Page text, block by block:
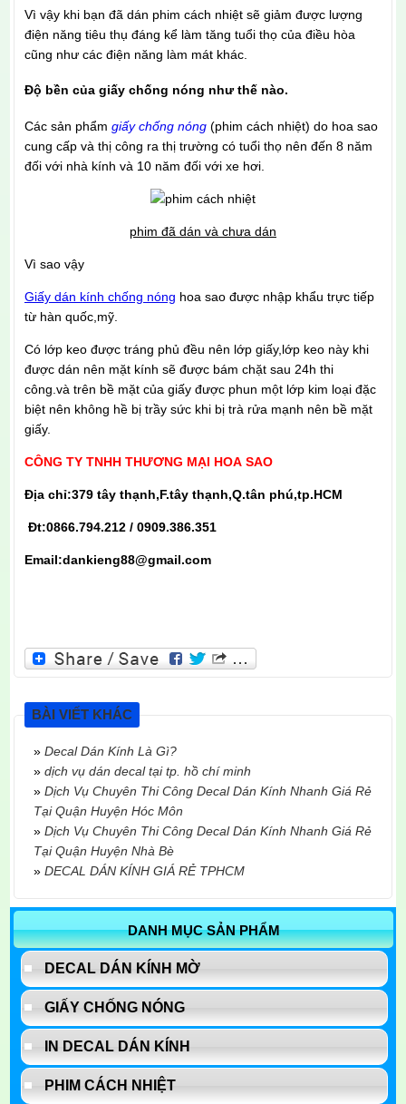
Vì vậy khi bạn đã dán phim cách nhiệt sẽ giảm được lượng
điện năng tiêu thụ đáng kể làm tăng tuổi thọ của điều hòa
cũng như các điện năng làm mát khác.
Độ bền của giấy chống nóng như thế nào.
Các sản phẩm giấy chống nóng (phim cách nhiệt) do hoa sao
cung cấp và thị công ra thị trường có tuổi thọ nên đến 8 năm
đối với nhà kính và 10 năm đối với xe hơi.
phim đã dán và chưa dán
Vì sao vậy
Giấy dán kính chống nóng hoa sao được nhập khẩu trực tiếp
từ hàn quốc,mỹ.
Có lớp keo được tráng phủ đều nên lớp giấy,lớp keo này khi
được dán nên mặt kính sẽ được bám chặt sau 24h thi
công.và trên bề mặt của giấy được phun một lớp kim loại đặc
biệt nên không hề bị trầy sức khi bị trà rửa mạnh nên bề mặt
giấy.
CÔNG TY TNHH THƯƠNG MẠI HOA SAO
Địa chỉ:379 tây thạnh,F.tây thạnh,Q.tân phú,tp.HCM
Đt:0866.794.212 / 0909.386.351
Email:dankieng88@gmail.com
BÀI VIẾT KHÁC
» Decal Dán Kính Là Gì?
» dịch vụ dán decal tại tp. hồ chí minh
» Dịch Vụ Chuyên Thi Công Decal Dán Kính Nhanh Giá Rẻ
Tại Quận Huyện Hóc Môn
» Dịch Vụ Chuyên Thi Công Decal Dán Kính Nhanh Giá Rẻ
Tại Quận Huyện Nhà Bè
» DECAL DÁN KÍNH GIÁ RẺ TPHCM
DANH MỤC SẢN PHẨM
DECAL DÁN KÍNH MỜ
GIẤY CHỐNG NÓNG
IN DECAL DÁN KÍNH
PHIM CÁCH NHIỆT